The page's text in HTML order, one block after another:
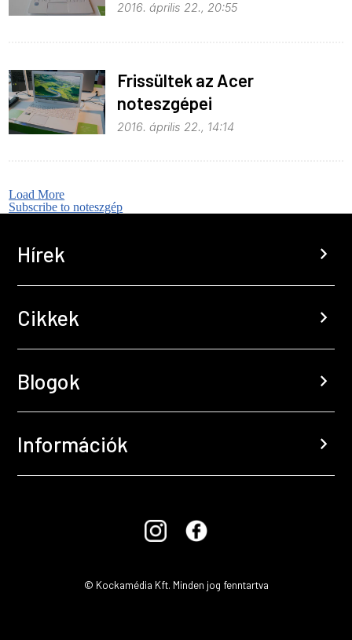
2016. április 22., 20:55
Frissültek az Acer
noteszgépei
2016. április 22., 14:14
Load More
Subscribe to noteszgép
Hírek chevron_right
Cikkek chevron_right
Blogok chevron_right
Információk chevron_right
© Kockamédia Kft. Minden jog fenntartva